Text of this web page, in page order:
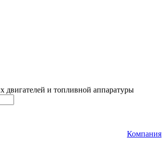
двигателей и топливной аппаратуры
Компания